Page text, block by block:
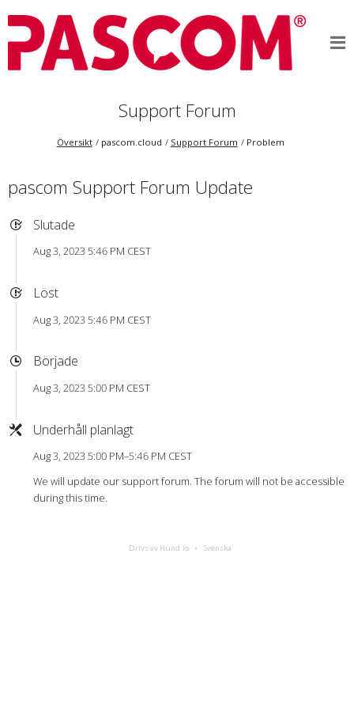
Support Forum
Översikt pascom.cloud Support Forum Problem
pascom Support Forum Update
Slutade
Aug 3, 2023 5:46 PM CEST
Löst
Aug 3, 2023 5:46 PM CEST
Började
Aug 3, 2023 5:00 PM CEST
Underhåll planlagt
Aug 3, 2023 5:00 PM–5:46 PM CEST
We will update our support forum. The forum will not be accessible
during this time.
Drivs av Hund.io Svenska